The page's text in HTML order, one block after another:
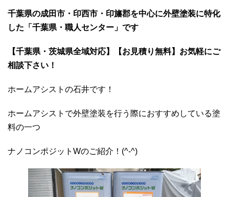
千葉県の成田市・印西市・印旛郡を中心に外壁塗装に特化
した「千葉県・職人センター」です
【千葉県・茨城県全域対応】【お見積り無料】お気軽にご
相談下さい！
ホームアシストの石井です！
ホームアシストで外壁塗装を行う際におすすめしている塗
料の一つ
ナノコンポジットWのご紹介！(^-^)